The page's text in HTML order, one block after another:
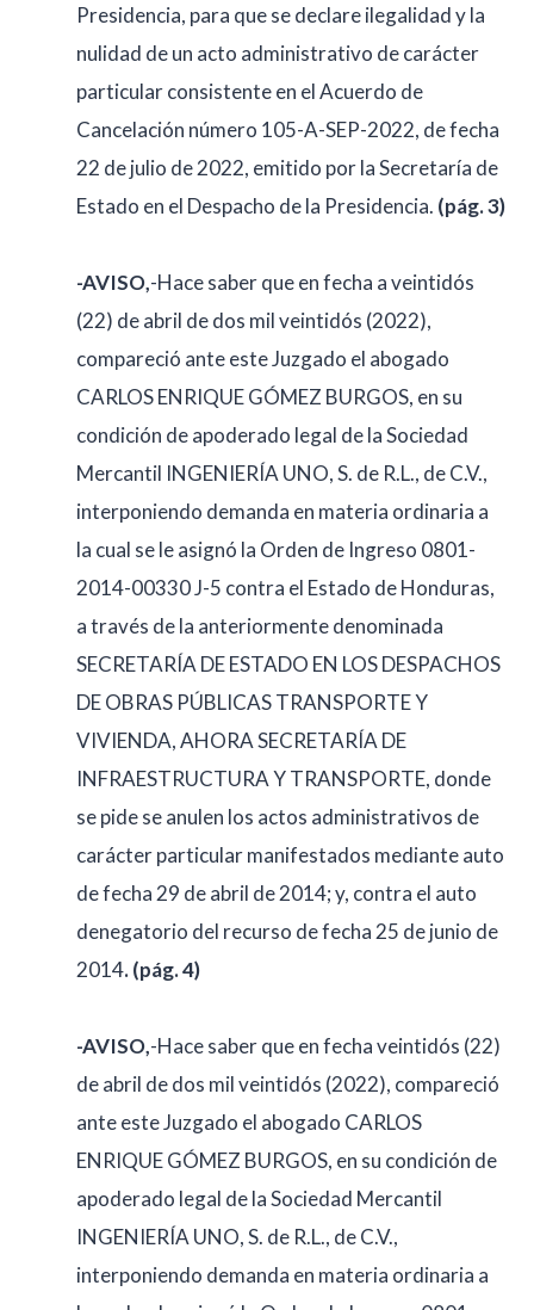
Presidencia, para que se declare ilegalidad y la
nulidad de un acto administrativo de carácter
particular consistente en el Acuerdo de
Cancelación número 105-A-SEP-2022, de fecha
22 de julio de 2022, emitido por la Secretaría de
Estado en el Despacho de la Presidencia. (pág. 3)
-AVISO,-Hace saber que en fecha a veintidós
(22) de abril de dos mil veintidós (2022),
compareció ante este Juzgado el abogado
CARLOS ENRIQUE GÓMEZ BURGOS, en su
condición de apoderado legal de la Sociedad
Mercantil INGENIERÍA UNO, S. de R.L., de C.V.,
interponiendo demanda en materia ordinaria a
la cual se le asignó la Orden de Ingreso 0801-
2014-00330 J-5 contra el Estado de Honduras,
a través de la anteriormente denominada
SECRETARÍA DE ESTADO EN LOS DESPACHOS
DE OBRAS PÚBLICAS TRANSPORTE Y
VIVIENDA, AHORA SECRETARÍA DE
INFRAESTRUCTURA Y TRANSPORTE, donde
se pide se anulen los actos administrativos de
carácter particular manifestados mediante auto
de fecha 29 de abril de 2014; y, contra el auto
denegatorio del recurso de fecha 25 de junio de
2014. (pág. 4)
-AVISO,-Hace saber que en fecha veintidós (22)
de abril de dos mil veintidós (2022), compareció
ante este Juzgado el abogado CARLOS
ENRIQUE GÓMEZ BURGOS, en su condición de
apoderado legal de la Sociedad Mercantil
INGENIERÍA UNO, S. de R.L., de C.V.,
interponiendo demanda en materia ordinaria a